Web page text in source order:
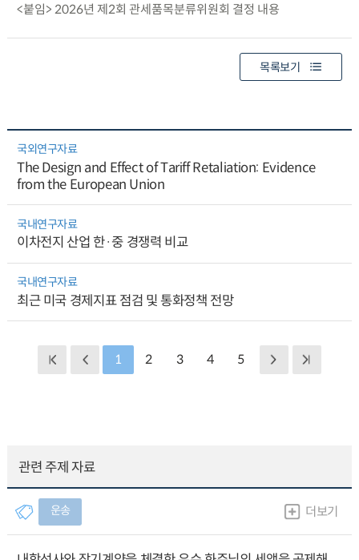
<붙임> 2026년 제2회 관세품목분류위원회 결정 내용
목록보기
국외연구자료
The Design and Effect of Tariff Retaliation: Evidence
from the European Union
국내연구자료
이차전지 산업 한·중 경쟁력 비교
국내연구자료
최근 미국 경제지표 점검 및 통화정책 전망
1 2 3 4 5
관련 주제 자료
운송 더보기